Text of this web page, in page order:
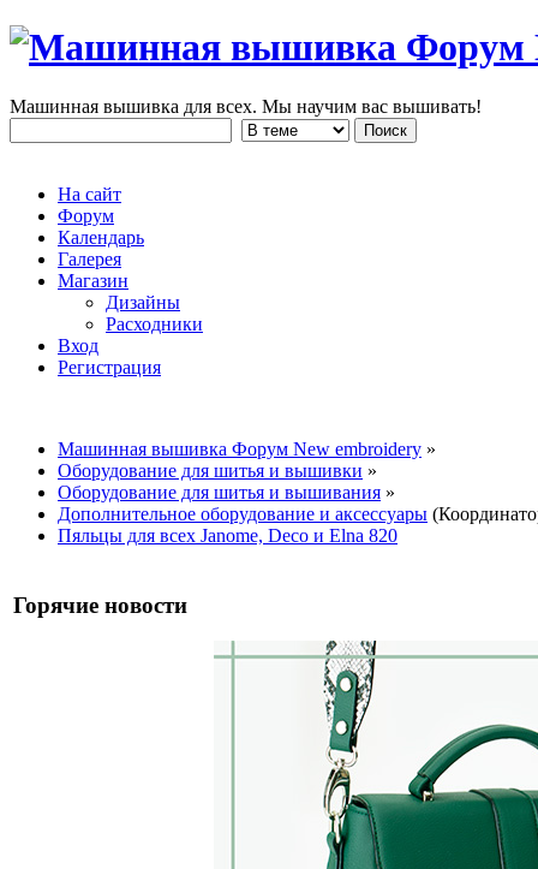
Машинная вышивка для всех. Мы научим вас вышивать!
На сайт
Форум
Календарь
Галерея
Магазин
Дизайны
Расходники
Вход
Регистрация
Машинная вышивка Форум New embroidery »
Оборудование для шитья и вышивки »
Оборудование для шитья и вышивания »
Дополнительное оборудование и аксессуары
Пяльцы для всех Janome, Deco и Elna 820
Горячие новости